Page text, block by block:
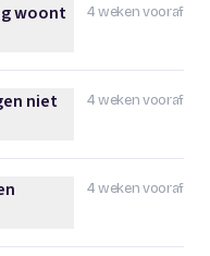
4 weken vooraf
afvinken
woont
4 weken vooraf
aansluiten afvinken
niet
4 weken vooraf
afvinken